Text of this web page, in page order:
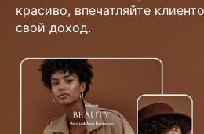
красиво, впечатляйте
свой доход.